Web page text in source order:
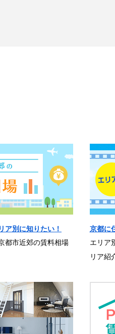
ア別に知りたい！
都市近郊の賃料相場
京都に
エリア
リア紹